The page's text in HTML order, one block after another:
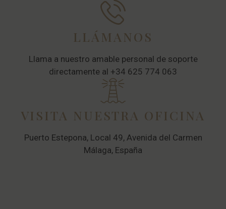
LLÁMANOS
Llama a nuestro amable personal de soporte
directamente al +34 625 774 063
VISITA NUESTRA OFICINA
Puerto Estepona, Local 49, Avenida del Carmen
Málaga, España